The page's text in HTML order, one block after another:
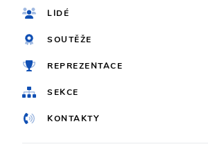
LIDÉ
SOUTĚŽE
REPREZENTACE
SEKCE
KONTAKTY